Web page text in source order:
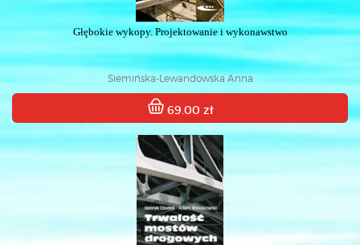
Głębokie wykopy. Projektowanie i wykonawstwo
Siemińska-Lewandowska Anna
69.00 zł